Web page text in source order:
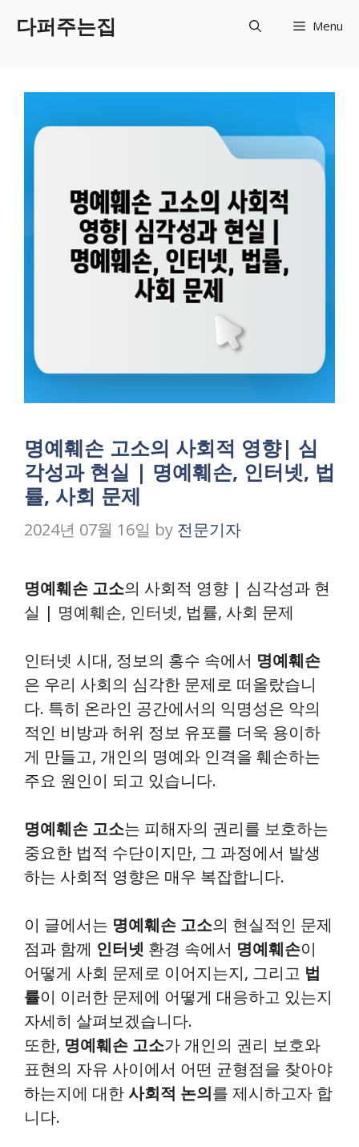
다퍼주는집 Menu
명예훼손 고소의 사회적 영향| 심
각성과 현실 | 명예훼손, 인터넷, 법
률, 사회 문제
2024년 07월 16일 by 전문기자
명예훼손 고소의 사회적 영향 | 심각성과 현
실 | 명예훼손, 인터넷, 법률, 사회 문제
인터넷 시대, 정보의 홍수 속에서 명예훼손
은 우리 사회의 심각한 문제로 떠올랐습니
다. 특히 온라인 공간에서의 익명성은 악의
적인 비방과 허위 정보 유포를 더욱 용이하
게 만들고, 개인의 명예와 인격을 훼손하는
주요 원인이 되고 있습니다.
명예훼손 고소는 피해자의 권리를 보호하는
중요한 법적 수단이지만, 그 과정에서 발생
하는 사회적 영향은 매우 복잡합니다.
이 글에서는 명예훼손 고소의 현실적인 문제
점과 함께 인터넷 환경 속에서 명예훼손이
어떻게 사회 문제로 이어지는지, 그리고 법
률이 이러한 문제에 어떻게 대응하고 있는지
자세히 살펴보겠습니다.
또한, 명예훼손 고소가 개인의 권리 보호와
표현의 자유 사이에서 어떤 균형점을 찾아야
하는지에 대한 사회적 논의를 제시하고자 합
니다.